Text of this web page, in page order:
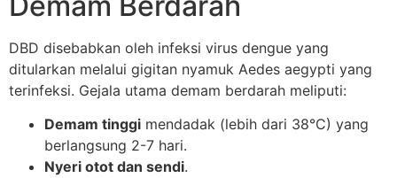
DBD disebabkan oleh infeksi virus dengue yang
ditularkan melalui gigitan nyamuk Aedes aegypti yang
terinfeksi. Gejala utama demam berdarah meliputi:
Demam tinggi mendadak (lebih dari 38°C) yang
berlangsung 2-7 hari.
Nyeri otot dan sendi.